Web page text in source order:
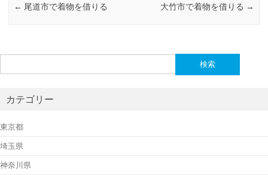
← 尾道市で着物を借りる 大竹市で着物を借りる →
索:
カテゴリー
東京都
埼玉県
神奈川県